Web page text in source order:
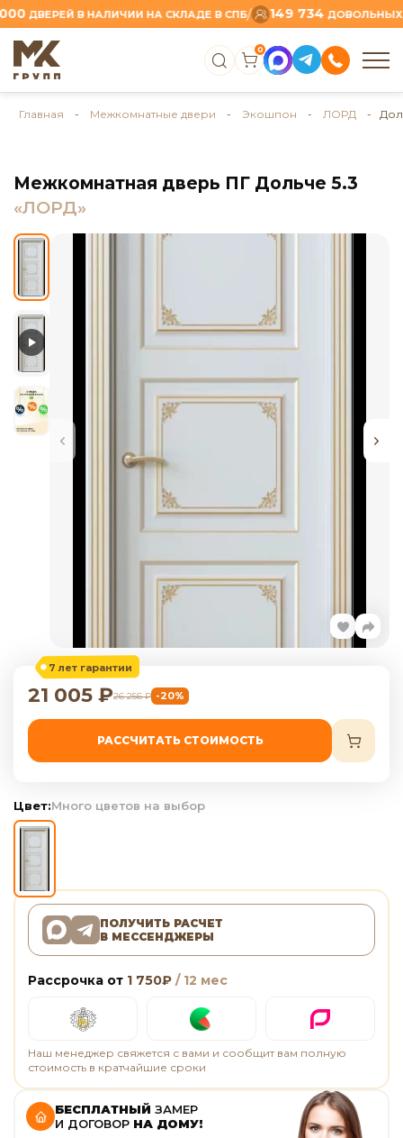
В НАЛИЧИИ НА СКЛАДЕ В СПБ/ 149 734 ДОВОЛЬНЫХ
0
Главная - Межкомнатные двери - Экошпон - ЛОРД -
Межкомнатная дверь ПГ Дольче 5.3
«ЛОРД»
7 лет гарантии
21 005 ₽26 256₽ -20%
РАССЧИТАТЬ СТОИМОСТЬ
Цвет:Много цветов на выбор
ПОЛУЧИТЬ РАСЧЕТ
В МЕССЕНДЖЕРЫ
Рассрочка от 1 750₽ / 12 мес
Наш менеджер свяжется с вами и сообщит вам полную
стоимость в кратчайшие сроки
БЕСПЛАТНЫЙ ЗАМЕР
И ДОГОВОР НА ДОМУ!